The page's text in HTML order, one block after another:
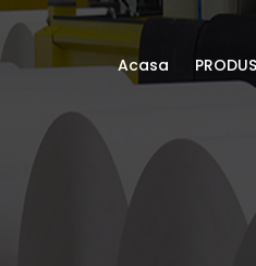
Acasa